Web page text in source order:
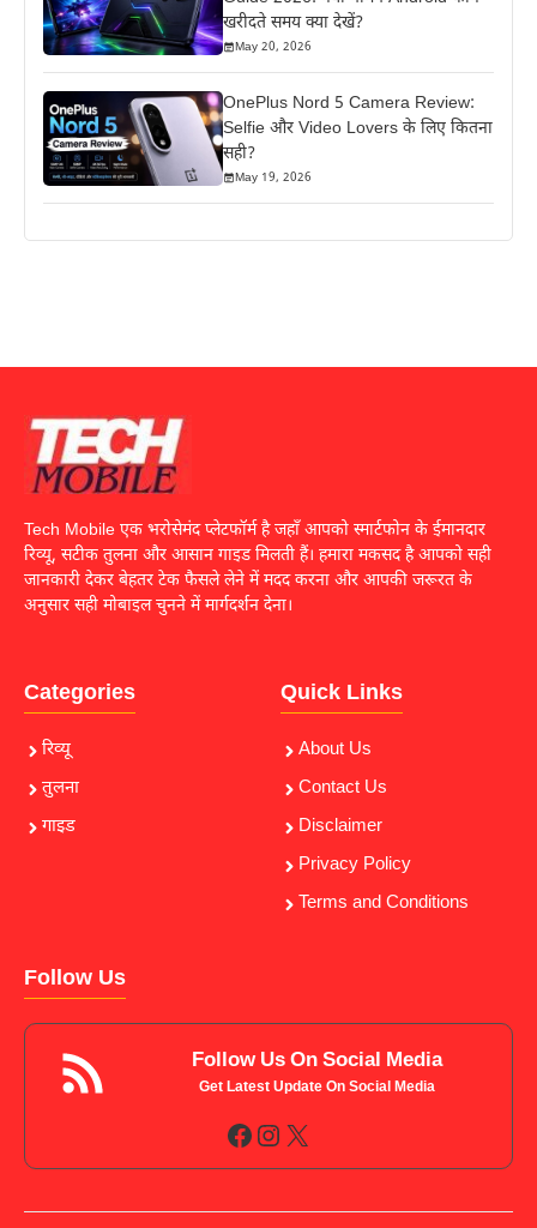
खरीदते समय क्या देखें?
May 20, 2026
OnePlus Nord 5 Camera Review:
Selfie और Video Lovers के लिए कितना
सही?
May 19, 2026
Tech Mobile एक भरोसेमंद प्लेटफॉर्म है जहाँ आपको स्मार्टफोन के ईमानदार
रिव्यू, सटीक तुलना और आसान गाइड मिलती हैं। हमारा मकसद है आपको सही
जानकारी देकर बेहतर टेक फैसले लेने में मदद करना और आपकी जरूरत के
अनुसार सही मोबाइल चुनने में मार्गदर्शन देना।
Categories
रिव्यू
तुलना
गाइड
Quick Links
About Us
Contact Us
Disclaimer
Privacy Policy
Terms and Conditions
Follow Us
Follow Us On Social Media
Get Latest Update On Social Media
Facebook
Instagram
X